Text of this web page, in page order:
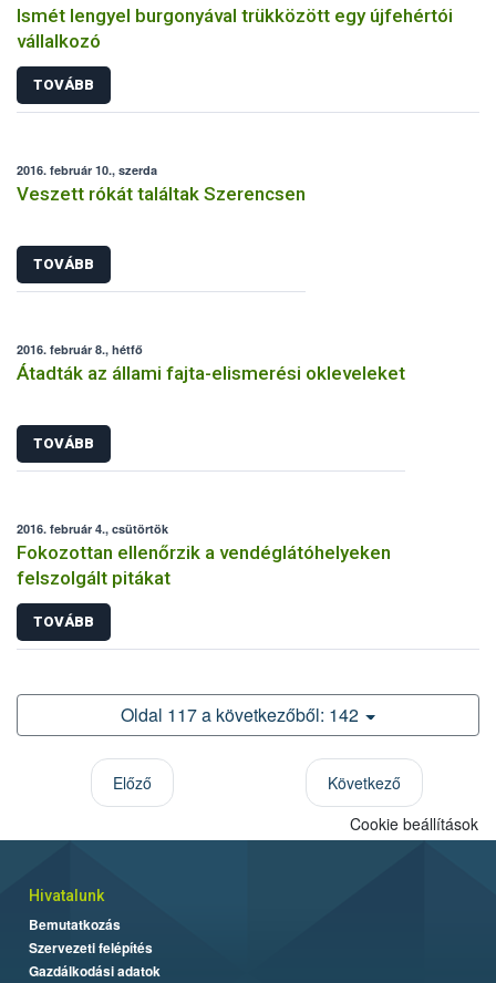
Ismét lengyel burgonyával trükközött egy újfehértói
vállalkozó
TOVÁBB
2016. február 10., szerda
Veszett rókát találtak Szerencsen
TOVÁBB
2016. február 8., hétfő
Átadták az állami fajta-elismerési okleveleket
TOVÁBB
2016. február 4., csütörtök
Fokozottan ellenőrzik a vendéglátóhelyeken
felszolgált pitákat
TOVÁBB
Oldal 117 a következőből: 142
Előző
Következő
Cookie beállítások
Hivatalunk
Bemutatkozás
Szervezeti felépítés
Gazdálkodási adatok